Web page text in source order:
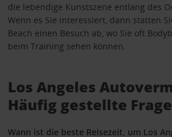
die lebendige Kunstszene entlang des
Wenn es Sie interessiert, dann statten
Beach einen Besuch ab, wo Sie oft
beim Training sehen können.
Los Angeles
Häufig gestellte
Wann ist die beste Reisezeit, um Los